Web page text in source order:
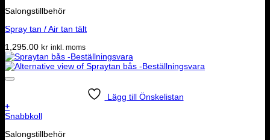
Salongstillbehör
Spray tan / Air tan tält
1,295.00 kr inkl. moms
Lägg till Önskelistan
+
Snabbkoll
Salongstillbehör